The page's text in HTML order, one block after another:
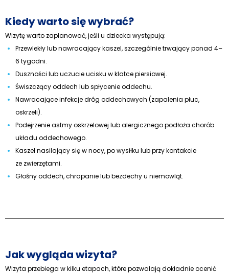
Kiedy warto się wybrać?
Wizytę warto zaplanować, jeśli u dziecka występują:
Przewlekły lub nawracający kaszel, szczególnie trwający ponad 4–
6 tygodni.
Duszności lub uczucie ucisku w klatce piersiowej.
Świszczący oddech lub spłycenie oddechu.
Nawracające infekcje dróg oddechowych (zapalenia płuc,
oskrzeli).
Podejrzenie astmy oskrzelowej lub alergicznego podłoża chorób
układu oddechowego.
Kaszel nasilający się w nocy, po wysiłku lub przy kontakcie
ze zwierzętami.
Głośny oddech, chrapanie lub bezdechy u niemowląt.
Jak wygląda wizyta?
Wizyta przebiega w kilku etapach, które pozwalają dokładnie ocenić